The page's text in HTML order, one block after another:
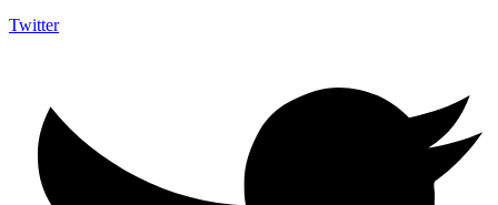
Twitter